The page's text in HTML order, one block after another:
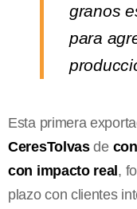
granos
para
Esta primera
CeresTolvasde
con impacto real,
plazo con clientes